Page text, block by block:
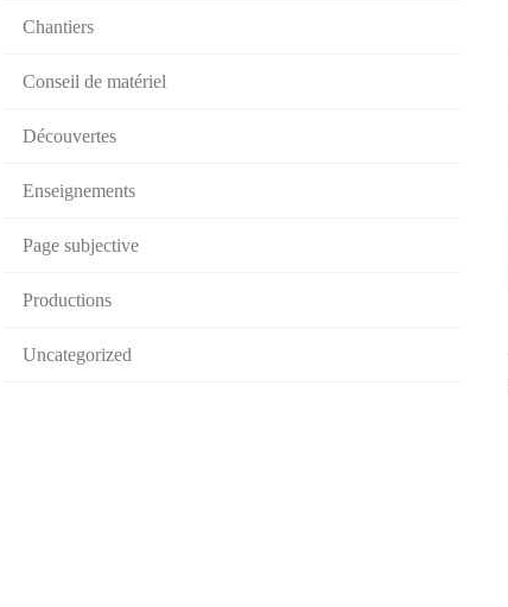
Chantiers
Conseil de matériel
Découvertes
Enseignements
Page subjective
Productions
Uncategorized